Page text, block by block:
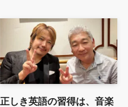
正しき英語の習得は、音楽